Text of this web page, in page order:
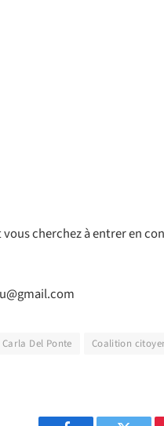
cherchez à entrer en
Carla Del Ponte Coalition